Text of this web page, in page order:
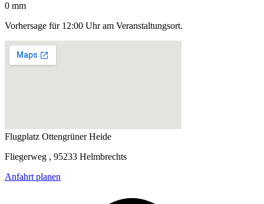
0 mm
Vorhersage für 12:00 Uhr am Veranstaltungsort.
Flugplatz Ottengrüner Heide
Fliegerweg , 95233 Helmbrechts
Anfahrt planen